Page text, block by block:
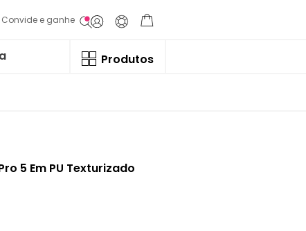
Convide e ganhe
Produtos
5 Em PU Texturizado